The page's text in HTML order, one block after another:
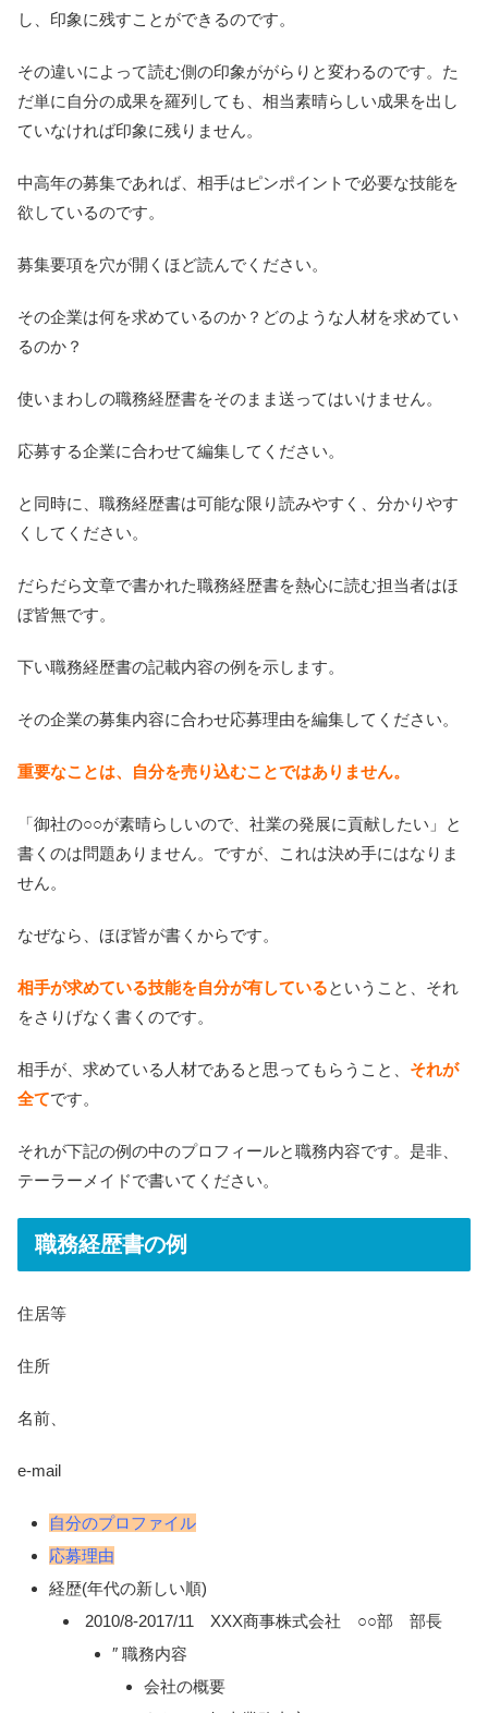
し、印象に残すことができるのです。
その違いによって読む側の印象ががらりと変わるのです。た
だ単に自分の成果を羅列しても、相当素晴らしい成果を出し
ていなければ印象に残りません。
中高年の募集であれば、相手はピンポイントで必要な技能を
欲しているのです。
募集要項を穴が開くほど読んでください。
その企業は何を求めているのか？どのような人材を求めてい
るのか？
使いまわしの職務経歴書をそのまま送ってはいけません。
応募する企業に合わせて編集してください。
と同時に、職務経歴書は可能な限り読みやすく、分かりやす
くしてください。
だらだら文章で書かれた職務経歴書を熱心に読む担当者はほ
ぼ皆無です。
下い職務経歴書の記載内容の例を示します。
その企業の募集内容に合わせ応募理由を編集してください。
重要なことは、自分を売り込むことではありません。
「御社の○○が素晴らしいので、社業の発展に貢献したい」と
書くのは問題ありません。ですが、これは決め手にはなりま
せん。
なぜなら、ほぼ皆が書くからです。
相手が求めている技能を自分が有しているということ、それ
をさりげなく書くのです。
相手が、求めている人材であると思ってもらうこと、 それが
全てです。
それが下記の例の中のプロフィールと職務内容です。是非、
テーラーメイドで書いてください。
職務経歴書の例
住居等
住所
名前、
e-mail
自分のプロファイル
応募理由
経歴(年代の新しい順)
2010/8-2017/11 XXX商事株式会社 ○○部 部長
″ 職務内容
会社の概要